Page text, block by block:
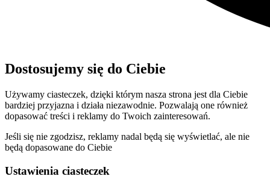
Dostosujemy się do Ciebie
Używamy ciasteczek, dzięki którym nasza strona jest dla Ciebie
bardziej przyjazna i działa niezawodnie. Pozwalają one również
dopasować treści i reklamy do Twoich zainteresowań.
Jeśli się nie zgodzisz, reklamy nadal będą się wyświetlać, ale nie
będą dopasowane do Ciebie
Ustawienia ciasteczek